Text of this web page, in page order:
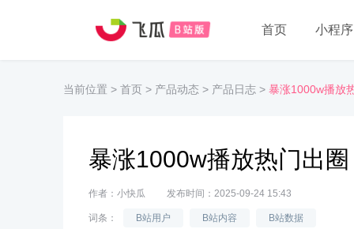
首页 小程序
当前位置 > 首页 > 产品动态 > 产品日志 > 暴涨1000w播放
暴涨1000w播放热门出
作者：小快瓜 发布时间：2025-09-24 15:43
词条： B站用户 B站内容 B站数据